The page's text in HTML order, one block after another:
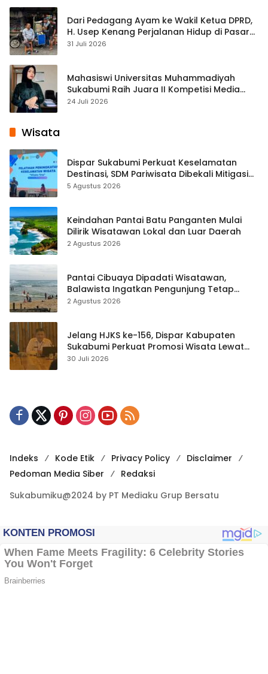
Dari Pedagang Ayam ke Wakil Ketua DPRD,
H. Usep Kenang Perjalanan Hidup di Pasar
Cisaat
31 Juli 2026
Mahasiswi Universitas Muhammadiyah
Sukabumi Raih Juara II Kompetisi Media
Pembelajaran Digital Tingkat Internasional
24 Juli 2026
Wisata
Dispar Sukabumi Perkuat Keselamatan
Destinasi, SDM Pariwisata Dibekali Mitigasi
hingga Teknik Evakuasi
5 Agustus 2026
Keindahan Pantai Batu Panganten Mulai
Dilirik Wisatawan Lokal dan Luar Daerah
2 Agustus 2026
Pantai Cibuaya Dipadati Wisatawan,
Balawista Ingatkan Pengunjung Tetap
Waspada
2 Agustus 2026
Jelang HJKS ke-156, Dispar Kabupaten
Sukabumi Perkuat Promosi Wisata Lewat
Publikasi Digital
30 Juli 2026
Indeks Kode Etik Privacy Policy
Disclaimer
Pedoman Media Siber
Redaksi
Sukabumiku@2024 by PT Mediaku Grup Bersatu